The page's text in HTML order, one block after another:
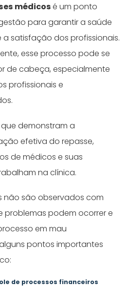
médicosé um ponto
para garantir a saúde
satisfação dos profissionais.
esse processo pode se
de cabeça, especialmente
profissionais e
que demonstram a
efetiva do repasse,
de médicos e suas
na clínica.
não são observados com
problemas podem ocorrer e
em mau
pontos importantes
de processos financeiros